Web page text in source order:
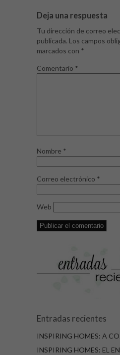
Deja una respuesta
Tu dirección de correo
publicada. Los campos
marcados con *
Comentario *
Nombre *
Correo electrónico *
Web
Entradas recientes
INSPIRING HOMES: A
INSPIRING HOMES: EL